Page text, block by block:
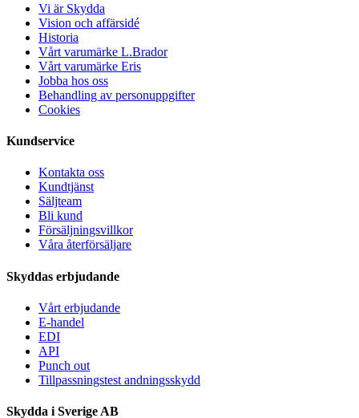
Vi är Skydda
Vision och affärsidé
Historia
Vårt varumärke L.Brador
Vårt varumärke Eris
Jobba hos oss
Behandling av personuppgifter
Cookies
Kundservice
Kontakta oss
Kundtjänst
Säljteam
Bli kund
Försäljningsvillkor
Våra återförsäljare
Skyddas erbjudande
Vårt erbjudande
E-handel
EDI
API
Punch out
Tillpassningstest andningsskydd
Skydda i Sverige AB